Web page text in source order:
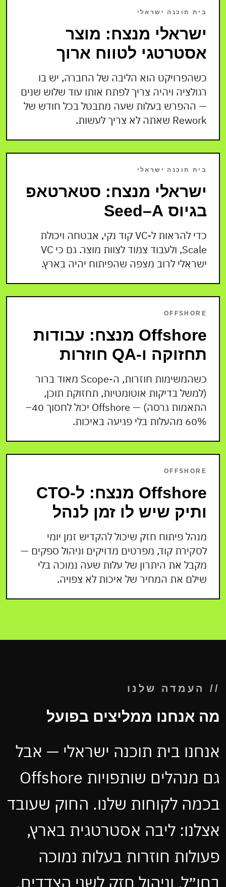
בית תוכנה ישראלי
ישראלי מנצח: מוצר
אסטרטגי לטווח ארוך
כשהפרויקט הוא הליבה של החברה, יש בו
רגולציה ויהיה צריך לפתח אותו עוד שלוש שנים
— ההפרש בעלות שעה מתבטל בכל חודש של
Rework שאתה לא צריך לעשות.
בית תוכנה ישראלי
ישראלי מנצח: סטארטאפ
בגיוס Seed–A
כדי להראות ל-VC קוד נקי, אבטחה ויכולת
Scale, ולעבוד צמוד לצוות מוצר. גם כי VC
ישראלי לרוב מצפה שהפיתוח יהיה בארץ.
OFFSHORE
Offshore מנצח: עבודות
תחזוקה ו-QA חוזרות
כשהמשימות חוזרות, ה-Scope מאוד ברור
(למשל בדיקות אוטומטיות, תחזוקת תוכן,
התאמות גרסה) — Offshore יכול לחסוך 40–
60% מהעלות בלי פגיעה באיכות.
OFFSHORE
Offshore מנצח: ל-CTO
ותיק שיש לו זמן לנהל
מנהל פיתוח חזק שיכול להקדיש זמן יומי
לסקירת קוד, מפרטים מדויקים וניהול ספקים —
מקבל את היתרון של עלות שעה נמוכה בלי
שילם את המחיר של איכות לא צפויה.
// העמדה שלנו
מה אנחנו ממליצים בפועל
אנחנו בית תוכנה ישראלי — אבל
גם מנהלים שותפויות Offshore
בכמה לקוחות שלנו. החוק שעובד
אצלנו: ליבה אסטרטגית בארץ,
פעולות חוזרות בעלות נמוכה
בחו״ל, וניהול חזק לשני הצדדים.